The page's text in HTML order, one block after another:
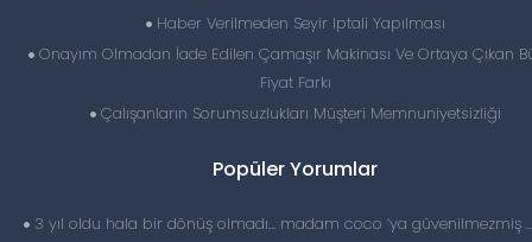
Haber Verilmeden Seyir Iptali Yapılması
Onayım Olmadan İade Edilen Çamaşır Makinası Ve Ortaya Çıkan
Fiyat Farkı
Çalışanların Sorumsuzlukları Müşteri Memnuniyetsizliği
Popüler Yorumlar
3 yıl oldu hala bir dönüş olmadı… madam coco ‘ya güvenilmezmiş